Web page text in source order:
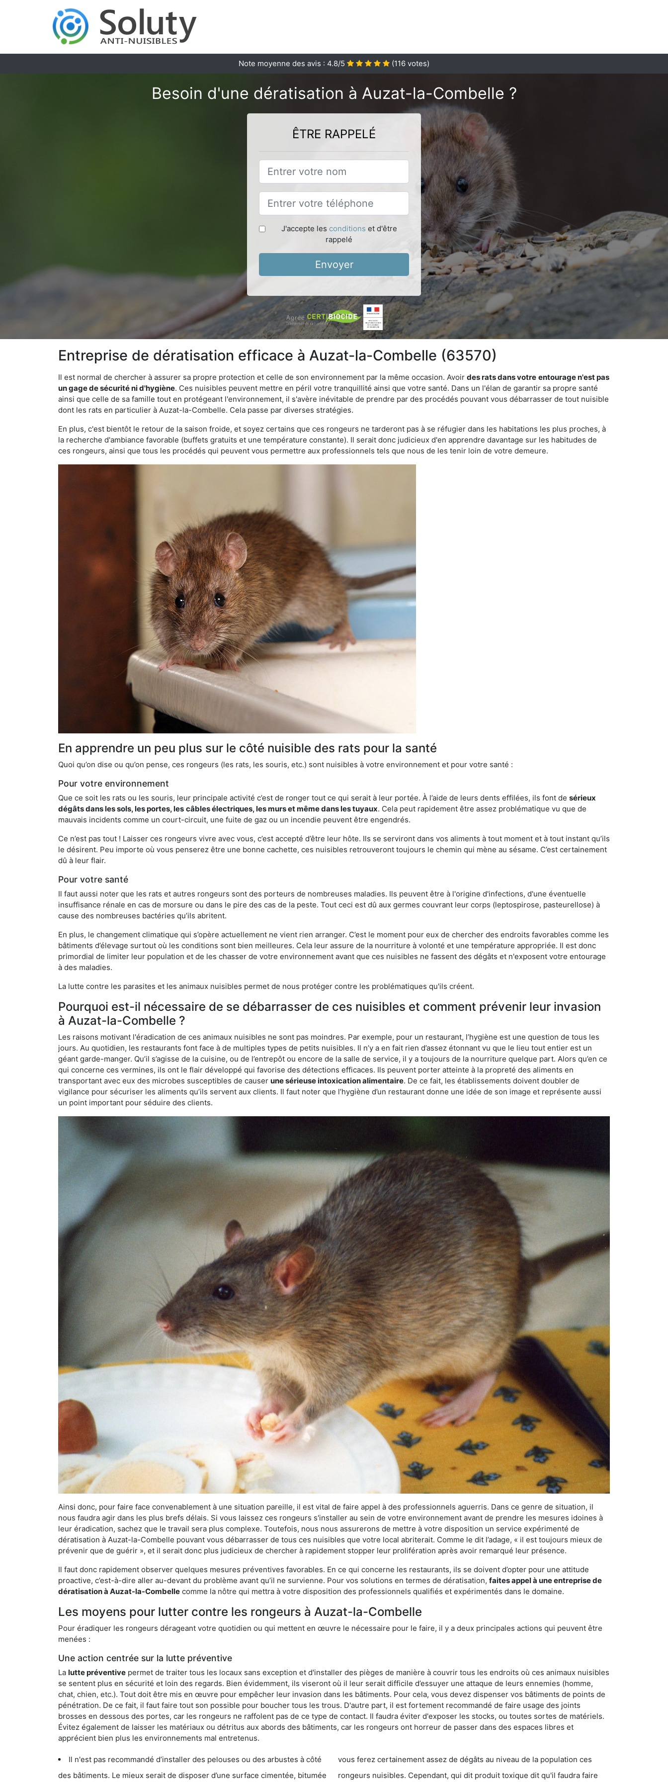
Note moyenne des avis : 4.8/5 (116 votes)
Besoin d'une dératisation à Auzat-la-Combelle ?
ÊTRE RAPPELÉ
J'accepte les conditions et d'être
rappelé
Envoyer
Entreprise de dératisation efficace à Auzat-la-Combelle (63570)
Il est normal de chercher à assurer sa propre protection et celle de son environnement par la même occasion. Avoir des rats dans votre entourage n'est pas
un gage de sécurité ni d'hygiène. Ces nuisibles peuvent mettre en péril votre tranquillité ainsi que votre santé. Dans un l'élan de garantir sa propre santé
ainsi que celle de sa famille tout en protégeant l'environnement, il s'avère inévitable de prendre par des procédés pouvant vous débarrasser de tout nuisible
dont les rats en particulier à Auzat-la-Combelle. Cela passe par diverses stratégies.
En plus, c'est bientôt le retour de la saison froide, et soyez certains que ces rongeurs ne tarderont pas à se réfugier dans les habitations les plus proches, à
la recherche d'ambiance favorable (buffets gratuits et une température constante). Il serait donc judicieux d'en apprendre davantage sur les habitudes de
ces rongeurs, ainsi que tous les procédés qui peuvent vous permettre aux professionnels tels que nous de les tenir loin de votre demeure.
En apprendre un peu plus sur le côté nuisible des rats pour la santé
Quoi qu’on dise ou qu’on pense, ces rongeurs (les rats, les souris, etc.) sont nuisibles à votre environnement et pour votre santé :
Pour votre environnement
Que ce soit les rats ou les souris, leur principale activité c’est de ronger tout ce qui serait à leur portée. À l’aide de leurs dents effilées, ils font de sérieux
dégâts dans les sols, les portes, les câbles électriques, les murs et même dans les tuyaux. Cela peut rapidement être assez problématique vu que de
mauvais incidents comme un court-circuit, une fuite de gaz ou un incendie peuvent être engendrés.
Ce n’est pas tout ! Laisser ces rongeurs vivre avec vous, c’est accepté d’être leur hôte. Ils se serviront dans vos aliments à tout moment et à tout instant qu’ils
le désirent. Peu importe où vous penserez être une bonne cachette, ces nuisibles retrouveront toujours le chemin qui mène au sésame. C’est certainement
dû à leur flair.
Pour votre santé
Il faut aussi noter que les rats et autres rongeurs sont des porteurs de nombreuses maladies. Ils peuvent être à l'origine d'infections, d'une éventuelle
insuffisance rénale en cas de morsure ou dans le pire des cas de la peste. Tout ceci est dû aux germes couvrant leur corps (leptospirose, pasteurellose) à
cause des nombreuses bactéries qu’ils abritent.
En plus, le changement climatique qui s’opère actuellement ne vient rien arranger. C’est le moment pour eux de chercher des endroits favorables comme les
bâtiments d’élevage surtout où les conditions sont bien meilleures. Cela leur assure de la nourriture à volonté et une température appropriée. Il est donc
primordial de limiter leur population et de les chasser de votre environnement avant que ces nuisibles ne fassent des dégâts et n'exposent votre entourage
à des maladies.
La lutte contre les parasites et les animaux nuisibles permet de nous protéger contre les problématiques qu'ils créent.
Pourquoi est-il nécessaire de se débarrasser de ces nuisibles et comment prévenir leur invasion
à Auzat-la-Combelle ?
Les raisons motivant l'éradication de ces animaux nuisibles ne sont pas moindres. Par exemple, pour un restaurant, l’hygiène est une question de tous les
jours. Au quotidien, les restaurants font face à de multiples types de petits nuisibles. Il n’y a en fait rien d’assez étonnant vu que le lieu tout entier est un
géant garde-manger. Qu’il s’agisse de la cuisine, ou de l’entrepôt ou encore de la salle de service, il y a toujours de la nourriture quelque part. Alors qu’en ce
qui concerne ces vermines, ils ont le flair développé qui favorise des détections efficaces. Ils peuvent porter atteinte à la propreté des aliments en
transportant avec eux des microbes susceptibles de causer une sérieuse intoxication alimentaire. De ce fait, les établissements doivent doubler de
vigilance pour sécuriser les aliments qu’ils servent aux clients. Il faut noter que l’hygiène d’un restaurant donne une idée de son image et représente aussi
un point important pour séduire des clients.
Ainsi donc, pour faire face convenablement à une situation pareille, il est vital de faire appel à des professionnels aguerris. Dans ce genre de situation, il
nous faudra agir dans les plus brefs délais. Si vous laissez ces rongeurs s'installer au sein de votre environnement avant de prendre les mesures idoines à
leur éradication, sachez que le travail sera plus complexe. Toutefois, nous nous assurerons de mettre à votre disposition un service expérimenté de
dératisation à Auzat-la-Combelle pouvant vous débarrasser de tous ces nuisibles que votre local abriterait. Comme le dit l’adage, « il est toujours mieux de
prévenir que de guérir », et il serait donc plus judicieux de chercher à rapidement stopper leur prolifération après avoir remarqué leur présence.
Il faut donc rapidement observer quelques mesures préventives favorables. En ce qui concerne les restaurants, ils se doivent d’opter pour une attitude
proactive, c’est-à-dire aller au-devant du problème avant qu’il ne survienne. Pour vos solutions en termes de dératisation, faites appel à une entreprise de
dératisation à Auzat-la-Combelle comme la nôtre qui mettra à votre disposition des professionnels qualifiés et expérimentés dans le domaine.
Les moyens pour lutter contre les rongeurs à Auzat-la-Combelle
Pour éradiquer les rongeurs dérageant votre quotidien ou qui mettent en œuvre le nécessaire pour le faire, il y a deux principales actions qui peuvent être
menées :
Une action centrée sur la lutte préventive
La lutte préventive permet de traiter tous les locaux sans exception et d'installer des pièges de manière à couvrir tous les endroits où ces animaux nuisibles
se sentent plus en sécurité et loin des regards. Bien évidemment, ils viseront où il leur serait difficile d’essuyer une attaque de leurs ennemies (homme,
chat, chien, etc.). Tout doit être mis en œuvre pour empêcher leur invasion dans les bâtiments. Pour cela, vous devez dispenser vos bâtiments de points de
pénétration. De ce fait, il faut faire tout son possible pour boucher tous les trous. D'autre part, il est fortement recommandé de faire usage des joints
brosses en dessous des portes, car les rongeurs ne raffolent pas de ce type de contact. Il faudra éviter d'exposer les stocks, ou toutes sortes de matériels.
Évitez également de laisser les matériaux ou détritus aux abords des bâtiments, car les rongeurs ont horreur de passer dans des espaces libres et
apprécient bien plus les environnements mal entretenus.
Il n'est pas recommandé d’installer des pelouses ou des arbustes à côté
des bâtiments. Le mieux serait de disposer d’une surface cimentée, bitumée
vous ferez certainement assez de dégâts au niveau de la population ces
rongeurs nuisibles. Cependant, qui dit produit toxique dit qu'il faudra faire